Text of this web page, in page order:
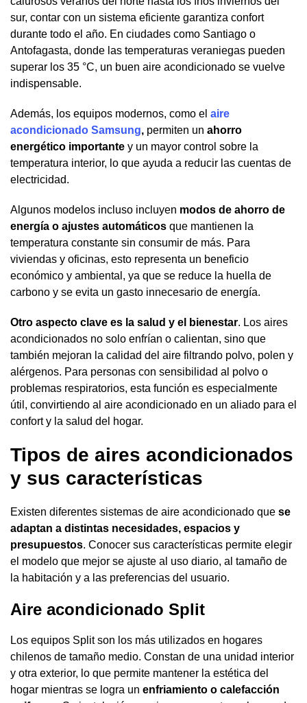
sur, contar con un sistema eficiente garantiza confort
durante todo el año. En ciudades como Santiago o
Antofagasta, donde las temperaturas veraniegas pueden
superar los 35 °C, un buen aire acondicionado se vuelve
indispensable.
Además, los equipos modernos, como el aire
acondicionado Samsung, permiten un ahorro
energético importante y un mayor control sobre la
temperatura interior, lo que ayuda a reducir las cuentas de
electricidad.
Algunos modelos incluso incluyen modos de ahorro de
energía o ajustes automáticos que mantienen la
temperatura constante sin consumir de más. Para
viviendas y oficinas, esto representa un beneficio
económico y ambiental, ya que se reduce la huella de
carbono y se evita un gasto innecesario de energía.
Otro aspecto clave es la salud y el bienestar. Los aires
acondicionados no solo enfrían o calientan, sino que
también mejoran la calidad del aire filtrando polvo, polen y
alérgenos. Para personas con sensibilidad al polvo o
problemas respiratorios, esta función es especialmente
útil, convirtiendo al aire acondicionado en un aliado para el
confort y la salud del hogar.
Tipos de aires acondicionados
y sus características
Existen diferentes sistemas de aire acondicionado que se
adaptan a distintas necesidades, espacios y
presupuestos. Conocer sus características permite elegir
el modelo que mejor se ajuste al uso diario, al tamaño de
la habitación y a las preferencias del usuario.
Aire acondicionado Split
Los equipos Split son los más utilizados en hogares
chilenos de tamaño medio. Constan de una unidad interior
y otra exterior, lo que permite mantener la estética del
hogar mientras se logra un enfriamiento o calefacción